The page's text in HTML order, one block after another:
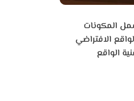
المكونات
الافتراضي
الواقع